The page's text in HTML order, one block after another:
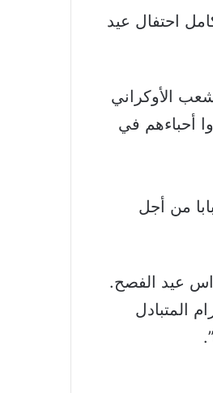
احتفال عيد
الأوكراني
أحباءهم في
من أجل
عيد الفصح.
المتبادل